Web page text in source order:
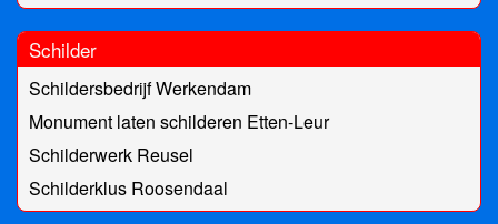
Schilder
Schildersbedrijf Werkendam
Monument laten schilderen Etten-Leur
Schilderwerk Reusel
Schilderklus Roosendaal